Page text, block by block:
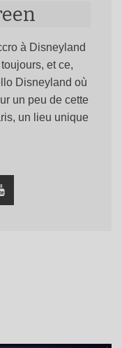
à Disneyland
et ce,
Disneyland où
un peu de cette
un lieu unique